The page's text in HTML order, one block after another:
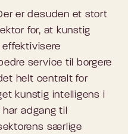
er desuden et stort
for, at kunstig
effektivisere
service til borgere
helt centralt for
kunstig intelligens i
adgang til
særlige